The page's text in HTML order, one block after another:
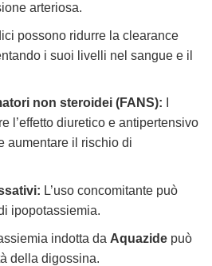
arteriosa.
possono ridurre la clearance
i suoi livelli nel sangue e il
non steroidei (FANS):
l’effetto diuretico e antipertensivo
aumentare il rischio di
L’uso concomitante può
ipopotassiemia.
indotta da Aquazidepuò
della digossina.